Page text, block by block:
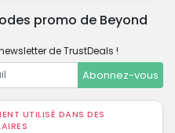
promo de Beyond
de TrustDeals !
Abonnez-vous
UTILISÉ DANS DES